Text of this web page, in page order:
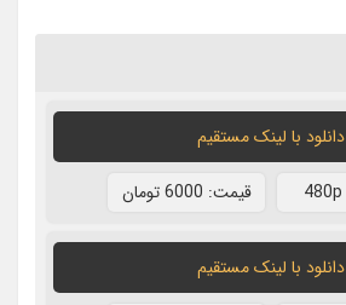
دانلود با لينک مستقيم
قيمت: 6000 تومان
دانلود با لينک مستقيم